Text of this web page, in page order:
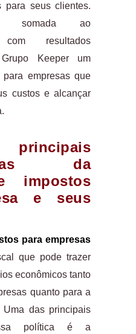
para seus clientes.
somada ao
com resultados
Keeper um
para empresas que
custos e alcançar
da
impostos
e seus
para empresas
que pode trazer
econômicos tanto
quanto para a
das principais
política é a